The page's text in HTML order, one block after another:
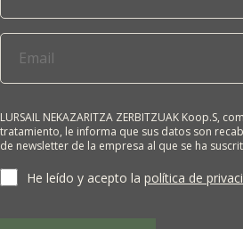
LURSAIL NEKAZARITZA ZERBITZUAK Koop.S,
tratamiento, le informa que sus datos son
de newsletter de la empresa al que se ha
terceros salvo obligación legal. Cualquier
acceso, rectificación, supresión, limitación del
He leído y acepto la política de